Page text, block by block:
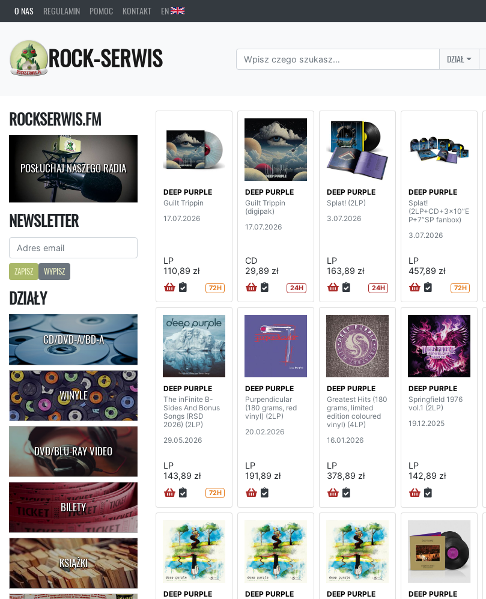
O NAS REGULAMIN POMOC KONTAKT EN
ROCK-SERWIS DZIAŁ
ROCKSERWIS.FM
POSŁUCHAJ NASZEGO RADIA
NEWSLETTER
ZAPISZ WYPISZ
DZIAŁY
CD/DVD-A/BD-A
WINYLE
DVD/BLU-RAY VIDEO
BILETY
KSIĄŻKI
DEEP PURPLE
Guilt Trippin
17.07.2026
LP
110,89 zł
72H
DEEP PURPLE
Guilt Trippin
(digipak)
17.07.2026
CD
29,89 zł
24H
DEEP PURPLE
Splat! (2LP)
3.07.2026
LP
163,89 zł
24H
DEEP PURPLE
Splat!
(2LP+CD+3x10”E
P+7”SP fanbox)
3.07.2026
LP
457,89 zł
72H
DEEP PURPLE
The inFinite B-
Sides And Bonus
Songs (RSD
2026) (2LP)
29.05.2026
LP
143,89 zł
72H
DEEP PURPLE
Purpendicular
(180 grams, red
vinyl) (2LP)
20.02.2026
LP
191,89 zł
DEEP PURPLE
Greatest Hits (180
grams, limited
edition coloured
vinyl) (4LP)
16.01.2026
LP
378,89 zł
DEEP PURPLE
Springfield 1976
vol.1 (2LP)
19.12.2025
LP
142,89 zł
DEEP PURPLE
DEEP PURPLE
DEEP PURPLE
DEEP PURPLE